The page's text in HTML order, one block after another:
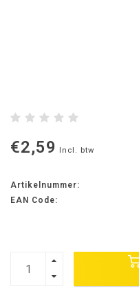
€2,59 Incl. btw
Artikelnummer:
EAN Code: